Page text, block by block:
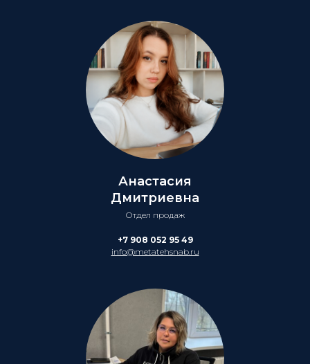
Анастасия
Дмитриевна
Отдел продаж
+7 908 052 95 49
info@metatehsnab.ru